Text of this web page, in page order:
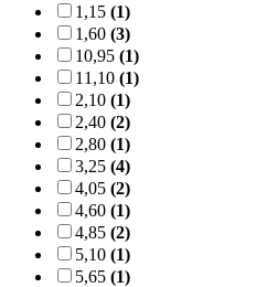
1,15 (1)
1,60 (3)
10,95 (1)
11,10 (1)
2,10 (1)
2,40 (2)
2,80 (1)
3,25 (4)
4,05 (2)
4,60 (1)
4,85 (2)
5,10 (1)
5,65 (1)